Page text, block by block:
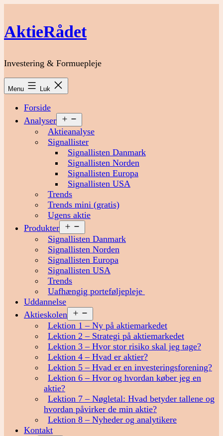
indhold
AktieRådet
Investering & Formuepleje
Menu Luk
Forside
Analyser
menu
Aktieanalyse
Signallister
Signallisten Danmark
Signallisten Norden
Signallisten Europa
Signallisten USA
Trends
Trends mini (gratis)
Ugens aktie
Produkter
menu
Signallisten Danmark
Signallisten Norden
Signallisten Europa
Signallisten USA
Trends
Uafhængig porteføljepleje
Uddannelse
Aktieskolen
menu
Lektion 1 – Ny på aktiemarkedet
Lektion 2 – Strategi på aktiemarkedet
Lektion 3 – Hvor stor risiko skal jeg tage?
Lektion 4 – Hvad er aktier?
Lektion 5 – Hvad er en investeringsforening?
Lektion 6 – Hvor og hvordan køber jeg en
aktie?
Lektion 7 – Nøgletal: Hvad betyder tallene og
hvordan påvirker de min aktie?
Lektion 8 – Nyheder og analytikere
Kontakt